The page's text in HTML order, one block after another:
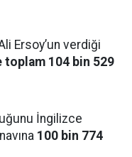
Ersoy’un verdiği
toplam 104 bin 529
İngilizce
100 bin 774